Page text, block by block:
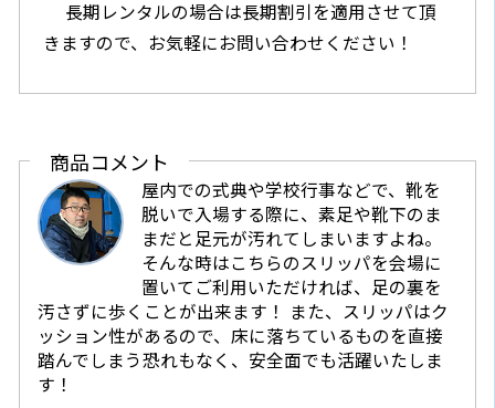
長期レンタルの場合は長期割引を適用させて頂
きますので、お気軽にお問い合わせください！
商品コメント
屋内での式典や学校行事などで、靴を
脱いで入場する際に、素足や靴下のま
まだと足元が汚れてしまいますよね。
そんな時はこちらのスリッパを会場に
置いてご利用いただければ、足の裏を
汚さずに歩くことが出来ます！ また、スリッパはク
ッション性があるので、床に落ちているものを直接
踏んでしまう恐れもなく、安全面でも活躍いたしま
す！